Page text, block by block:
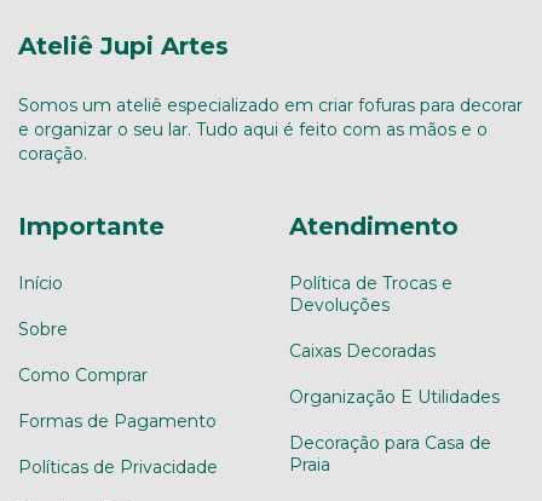
Ateliê Jupi Artes
Somos um ateliê especializado em criar fofuras para decorar
e organizar o seu lar. Tudo aqui é feito com as mãos e o
coração.
Importante
Início
Sobre
Como Comprar
Formas de Pagamento
Políticas de Privacidade
Atendimento
Política de Trocas e
Devoluções
Caixas Decoradas
Organização E Utilidades
Decoração para Casa de
Praia